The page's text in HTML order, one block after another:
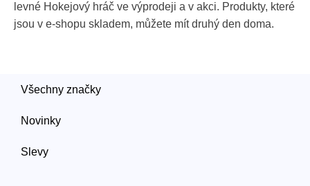
levné Hokejový hráč ve výprodeji a v akci. Produkty, které
jsou v e-shopu skladem, můžete mít druhý den doma.
Všechny značky
Novinky
Slevy